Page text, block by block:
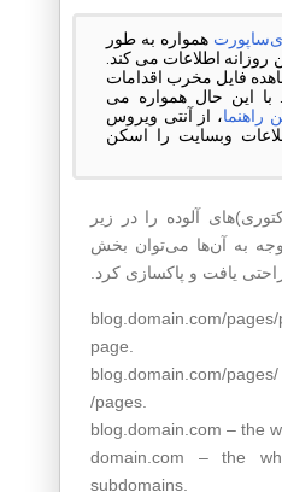
همواره به طور
روزانه اطلاعات می کند.
فایل مخرب اقدامات
با این حال همواره می
راهنما، از آنتی ویروس
وبسایت را اسکن
آلوده را در زیر
به آن‌ها می‌توان بخش
یافت و پاکسازی کرد.
blog.domain.com/
page.
blog.domain.com/
/pages.
blog.domain.com – the
domain.com – the
subdomains.